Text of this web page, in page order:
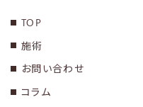
TOP
施術
お問い合わせ
コラム